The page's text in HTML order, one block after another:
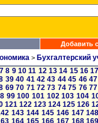
Добавить
> Бухгалтерский
7 8 9 10 11 12 13 14 15 16
39 40 41 42 43 44 45 46 47
69 70 71 72 73 74 75 76 77
99 100 101 102 103 104
121 122 123 124 125 126
143 144 145 146 147
164 165 166 167 168